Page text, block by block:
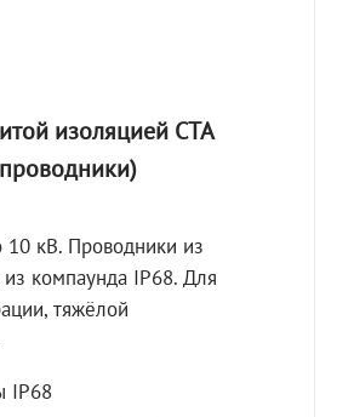
изоляцией СТА
кВ. Проводники из
компаунда IP68. Для
тяжёлой
IP68